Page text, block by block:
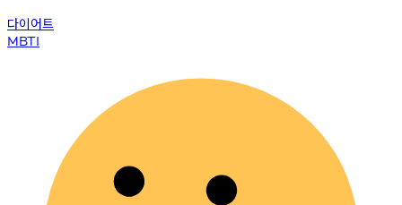
다이어트
MBTI